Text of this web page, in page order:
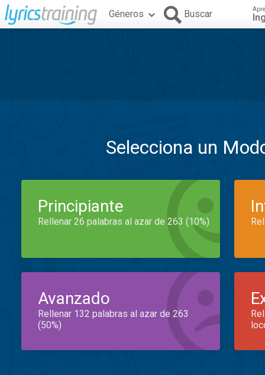
Géneros Buscar
Selecciona un
Principiante
Rellenar 26 palabras al azar de 263 (10%)
Avanzado
Rellenar 132 palabras al azar de 263
(50%)